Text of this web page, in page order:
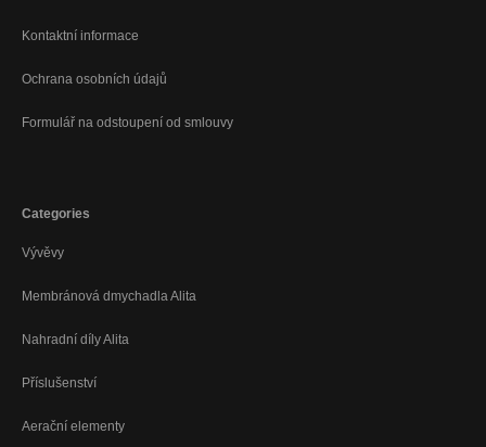
Kontaktní informace
Ochrana osobních údajů
Formulář na odstoupení od smlouvy
Categories
Vývěvy
Membránová dmychadla Alita
Nahradní díly Alita
Příslušenství
Aerační elementy